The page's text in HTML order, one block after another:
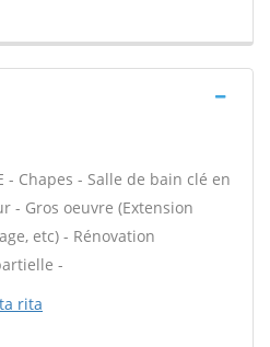
- Chapes - Salle de bain clé en
- Gros oeuvre (Extension
etc) - Rénovation
-
rita